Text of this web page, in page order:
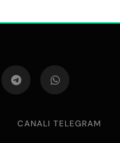
CANALI TELEGRAM